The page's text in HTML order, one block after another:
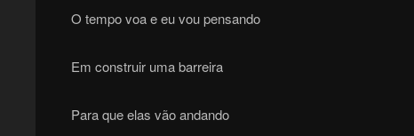
O tempo voa e eu vou pensando
Em construir uma barreira
Para que elas vão andando